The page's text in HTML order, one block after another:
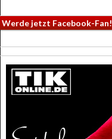
Werde jetzt Facebook-Fan!